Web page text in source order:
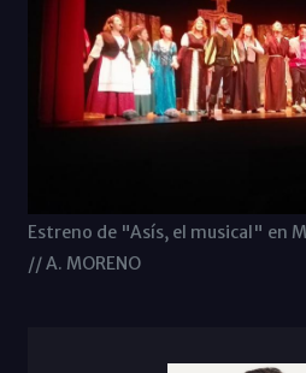
Estreno de "Asís, el musical" en
// A. MORENO